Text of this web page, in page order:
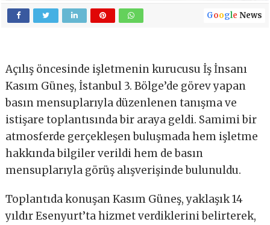
Google News
Açılış öncesinde işletmenin kurucusu İş İnsanı
Kasım Güneş, İstanbul 3. Bölge’de görev yapan
basın mensuplarıyla düzenlenen tanışma ve
istişare toplantısında bir araya geldi. Samimi bir
atmosferde gerçekleşen buluşmada hem işletme
hakkında bilgiler verildi hem de basın
mensuplarıyla görüş alışverişinde bulunuldu.
Toplantıda konuşan Kasım Güneş, yaklaşık 14
yıldır Esenyurt’ta hizmet verdiklerini belirterek,